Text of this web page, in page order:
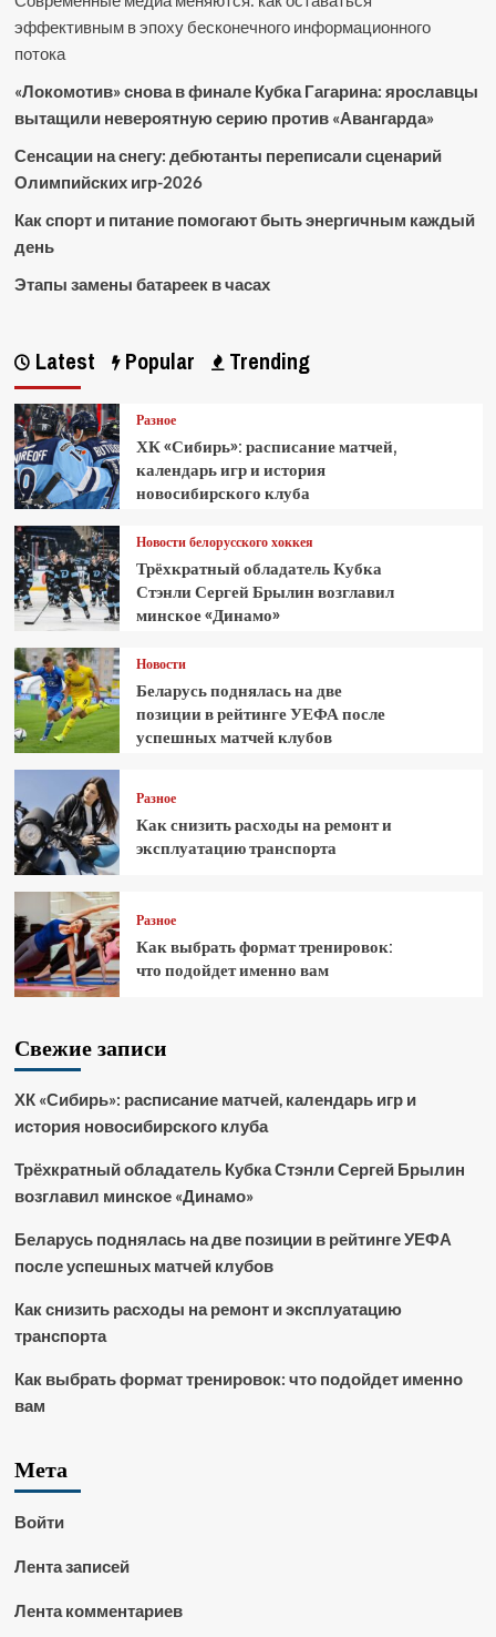
эффективным в эпоху бесконечного информационного
потока
«Локомотив» снова в финале Кубка Гагарина: ярославцы
вытащили невероятную серию против «Авангарда»
Сенсации на снегу: дебютанты переписали сценарий
Олимпийских игр-2026
Как спорт и питание помогают быть энергичным каждый
день
Этапы замены батареек в часах
Latest Popular Trending
Разное
ХК «Сибирь»: расписание матчей,
календарь игр и история
новосибирского клуба
Новости белорусского хоккея
Трёхкратный обладатель Кубка
Стэнли Сергей Брылин возглавил
минское «Динамо»
Новости
Беларусь поднялась на две
позиции в рейтинге УЕФА после
успешных матчей клубов
Разное
Как снизить расходы на ремонт и
эксплуатацию транспорта
Разное
Как выбрать формат тренировок:
что подойдет именно вам
Свежие записи
ХК «Сибирь»: расписание матчей, календарь игр и
история новосибирского клуба
Трёхкратный обладатель Кубка Стэнли Сергей Брылин
возглавил минское «Динамо»
Беларусь поднялась на две позиции в рейтинге УЕФА
после успешных матчей клубов
Как снизить расходы на ремонт и эксплуатацию
транспорта
Как выбрать формат тренировок: что подойдет именно
вам
Мета
Войти
Лента записей
Лента комментариев